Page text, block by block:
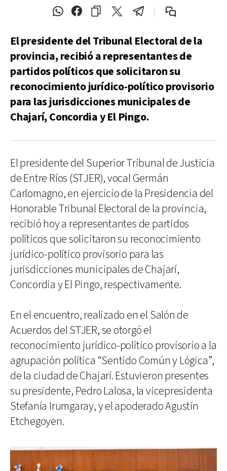
El presidente del Tribunal Electoral de la
provincia, recibió a representantes de
partidos políticos que solicitaron su
reconocimiento jurídico-político provisorio
para las jurisdicciones municipales de
Chajarí, Concordia y El Pingo.
El presidente del Superior Tribunal de Justicia
de Entre Ríos (STJER), vocal Germán
Carlomagno, en ejercicio de la Presidencia del
Honorable Tribunal Electoral de la provincia,
recibió hoy a representantes de partidos
políticos que solicitaron su reconocimiento
jurídico-político provisorio para las
jurisdicciones municipales de Chajarí,
Concordia y El Pingo, respectivamente.
En el encuentro, realizado en el Salón de
Acuerdos del STJER, se otorgó el
reconocimiento jurídico-político provisorio a la
agrupación política “Sentido Común y Lógica”,
de la ciudad de Chajarí. Estuvieron presentes
su presidente, Pedro Lalosa, la vicepresidenta
Stefanía Irumgaray, y el apoderado Agustín
Etchegoyen.